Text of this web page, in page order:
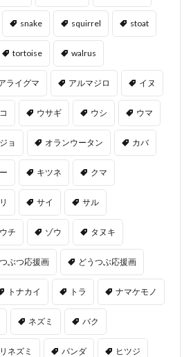
snake squirrel stoat
tortoise walrus
ライグマ アルマジロ イヌ
ウサギ ウシ ウマ
ョ オランウータン カバ
キツネ クマ
サイ サル
チ ゾウ タヌキ
ぶつ応援画 どうつぶ応援画
トナカイ トラ ナマケモノ
ネズミ バク
ネズミ パンダ ヒツジ